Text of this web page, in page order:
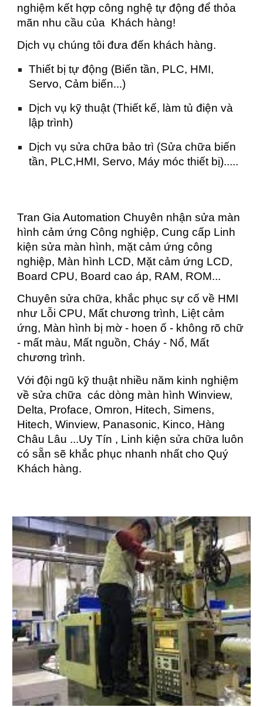
nghiệm kết hợp công nghệ tự động để thỏa
mãn nhu cầu của Khách hàng!
Dịch vụ chúng tôi đưa đến khách hàng.
Thiết bị tự động (Biến tần, PLC, HMI,
Servo, Cảm biến...)
Dịch vụ kỹ thuật (Thiết kế, làm tủ điện và
lập trình)
Dịch vụ sửa chữa bảo trì (Sửa chữa biến
tần, PLC,HMI, Servo, Máy móc thiết bị).....
Tran Gia Automation Chuyên nhận sửa màn
hình cảm ứng Công nghiệp, Cung cấp Linh
kiện sửa màn hình, mặt cảm ứng công
nghiệp, Màn hình LCD, Mặt cảm ứng LCD,
Board CPU, Board cao áp, RAM, ROM...
Chuyên sửa chữa, khắc phục sự cố về HMI
như Lỗi CPU, Mất chương trình, Liệt cảm
ứng, Màn hình bị mờ - hoen ố - không rõ chữ
- mất màu, Mất nguồn, Cháy - Nổ, Mất
chương trình.
Với đội ngũ kỹ thuật nhiều năm kinh nghiệm
về sửa chữa các dòng màn hình Winview,
Delta, Proface, Omron, Hitech, Simens,
Hitech, Winview, Panasonic, Kinco, Hàng
Châu Lâu ...Uy Tín , Linh kiện sửa chữa luôn
có sẵn sẽ khắc phục nhanh nhất cho Quý
Khách hàng.